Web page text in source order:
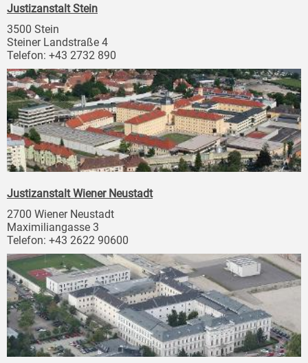
Justizanstalt Stein
3500 Stein
Steiner Landstraße 4
Telefon: +43 2732 890
Justizanstalt Wiener Neustadt
2700 Wiener Neustadt
Maximiliangasse 3
Telefon: +43 2622 90600